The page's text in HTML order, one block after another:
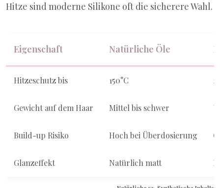
Hitze sind moderne Silikone oft die sicherere Wahl.
Eigenschaft Natürliche Öle
Hitzeschutz bis 150°C
Gewicht auf dem Haar Mittel bis schwer
Build-up Risiko Hoch bei Überdosierung
Glanzeffekt Natürlich matt